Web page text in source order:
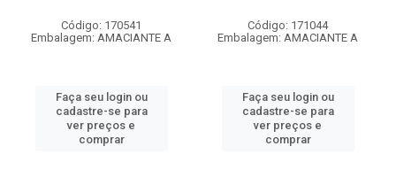
Código: 170541
Embalagem: AMACIANTE A
Faça seu login ou
cadastre-se para
ver preços e
comprar
Código: 171044
Embalagem: AMACIANTE A
Faça seu login ou
cadastre-se para
ver preços e
comprar